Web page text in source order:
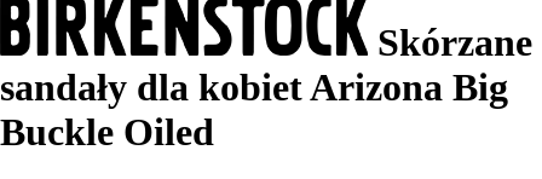
Skórzane
sandały dla kobiet Arizona Big
Buckle Oiled